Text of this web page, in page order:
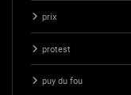
prix
protest
puy du fou